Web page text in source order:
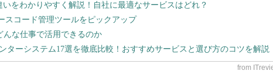
いをわかりやすく解説！自社に最適なサービスはどれ？
スコード管理ツールをピックアップ
んな仕事で活用できるのか
ターシステム17選を徹底比較！おすすめサービスと選び方のコツを解説